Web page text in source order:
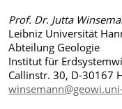
Prof. Dr. Jutta
Leibniz Universität
Abteilung Geologie
Institut für
Callinstr. 30, D-30167